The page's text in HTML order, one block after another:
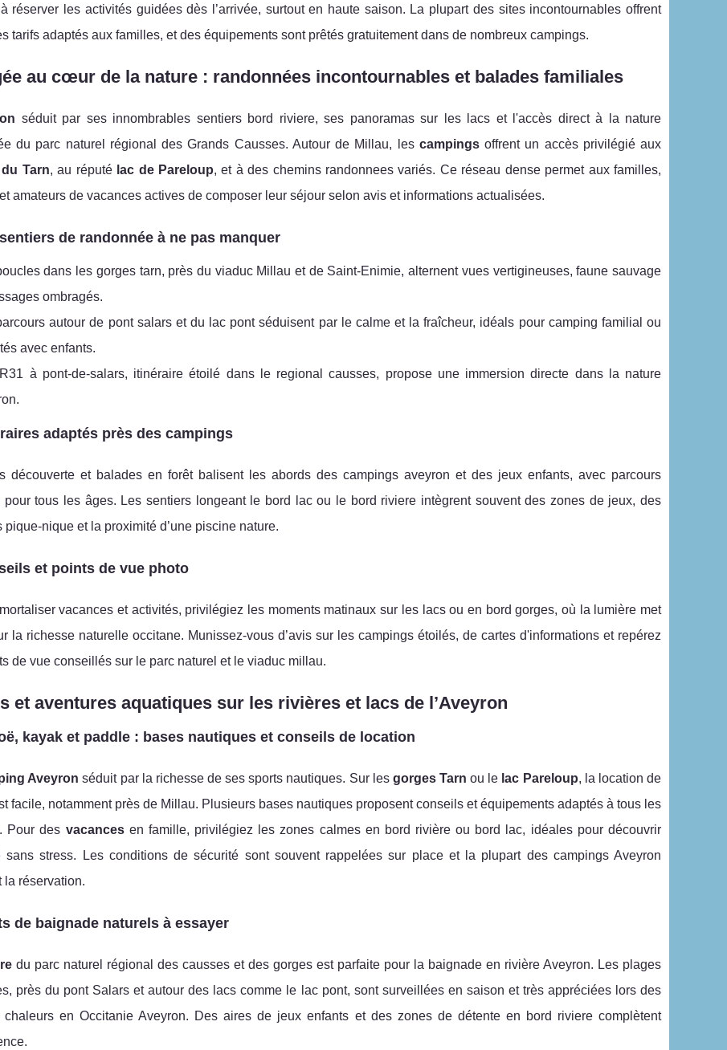
réserver les activités guidées dès l’arrivée, surtout en haute saison. La plupart des sites incontournables offrent
tarifs adaptés aux familles, et des équipements sont prêtés gratuitement dans de nombreux campings.
au cœur de la nature : randonnées incontournables et balades familiales
séduit par ses innombrables sentiers bord riviere, ses panoramas sur les lacs et l'accès direct à la nature
du parc naturel régional des Grands Causses. Autour de Millau, les campingsoffrent un accès privilégié aux
Tarn, au réputé lac de Pareloup, et à des chemins randonnees variés. Ce réseau dense permet aux familles,
amateurs de vacances actives de composer leur séjour selon avis et informations actualisées.
de randonnée à ne pas manquer
dans les gorges tarn, près du viaduc Millau et de Saint-Enimie, alternent vues vertigineuses, faune sauvage
ombragés.
autour de pont salars et du lac pont séduisent par le calme et la fraîcheur, idéals pour camping familial ou
avec enfants.
à pont-de-salars, itinéraire étoilé dans le regional causses, propose une immersion directe dans la nature
adaptés près des campings
découverte et balades en forêt balisent les abords des campings aveyron et des jeux enfants, avec parcours
pour tous les âges. Les sentiers longeant le bord lac ou le bord riviere intègrent souvent des zones de jeux, des
pique-nique et la proximité d’une piscine nature.
et points de vue photo
vacances et activités, privilégiez les moments matinaux sur les lacs ou en bord gorges, où la lumière met
la richesse naturelle occitane. Munissez-vous d’avis sur les campings étoilés, de cartes d'informations et repérez
de vue conseillés sur le parc naturel et le viaduc millau.
et aventures aquatiques sur les rivières et lacs de l’Aveyron
kayak et paddle : bases nautiques et conseils de location
Aveyron séduit par la richesse de ses sports nautiques. Sur les gorges Tarn ou le lac Pareloup, la location de
facile, notamment près de Millau. Plusieurs bases nautiques proposent conseils et équipements adaptés à tous les
Pour des vacancesen famille, privilégiez les zones calmes en bord rivière ou bord lac, idéales pour découvrir
sans stress. Les conditions de sécurité sont souvent rappelées sur place et la plupart des campings Aveyron
la réservation.
de baignade naturels à essayer
du parc naturel régional des causses et des gorges est parfaite pour la baignade en rivière Aveyron. Les plages
près du pont Salars et autour des lacs comme le lac pont, sont surveillées en saison et très appréciées lors des
chaleurs en Occitanie Aveyron. Des aires de jeux enfants et des zones de détente en bord riviere complètent